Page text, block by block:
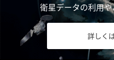
衛星データの利用
詳しく